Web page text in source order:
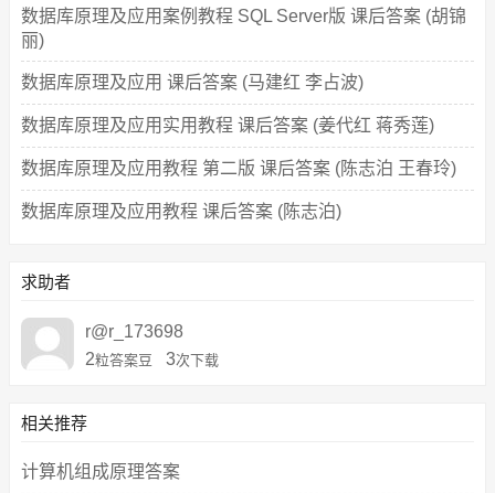
数据库原理及应用案例教程 SQL Server版 课后答案 (胡锦
丽)
数据库原理及应用 课后答案 (马建红 李占波)
数据库原理及应用实用教程 课后答案 (姜代红 蒋秀莲)
数据库原理及应用教程 第二版 课后答案 (陈志泊 王春玲)
数据库原理及应用教程 课后答案 (陈志泊)
求助者
r@r_173698
2粒答案豆 3次下载
相关推荐
计算机组成原理答案